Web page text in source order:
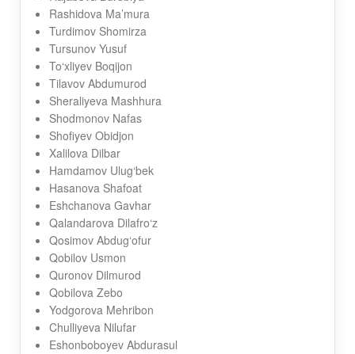
Rashidova Ma’mura
Turdimov Shomirza
Tursunov Yusuf
To‘xliyev Boqijon
Tilavov Abdumurod
Sheraliyeva Mashhura
Shodmonov Nafas
Shofiyev Obidjon
Xalilova Dilbar
Hamdamov Ulug‘bek
Hasanova Shafoat
Eshchanova Gavhar
Qalandarova Dilafro‘z
Qosimov Abdug‘ofur
Qobilov Usmon
Quronov Dilmurod
Qobilova Zebo
Yodgorova Mehribon
Chulliyeva Nilufar
Eshonboboyev Abdurasul